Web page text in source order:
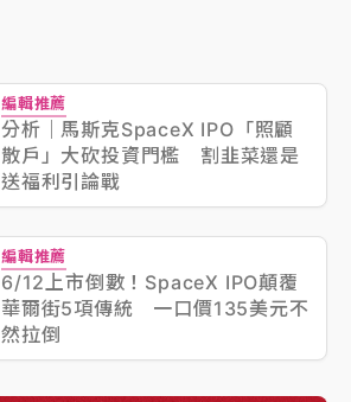
編輯推薦
分析｜馬斯克SpaceX IPO「照顧
散戶」大砍投資門檻 割韭菜還是
送福利引論戰
編輯推薦
6/12上市倒數！SpaceX IPO顛覆
華爾街5項傳統 一口價135美元不
然拉倒